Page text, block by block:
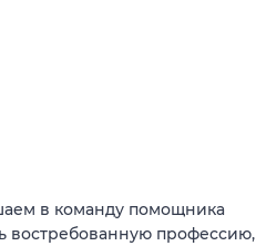
в команду помощника
востребованную профессию,